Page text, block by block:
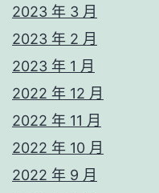
2023 年 3 月
2023 年 2 月
2023 年 1 月
2022 年 12 月
2022 年 11 月
2022 年 10 月
2022 年 9 月